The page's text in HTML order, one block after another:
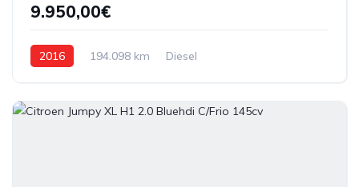
9.950,00€
2016 194.098 km Diesel